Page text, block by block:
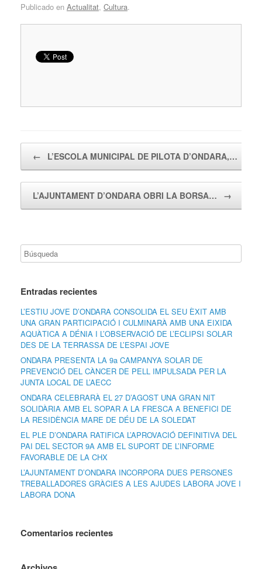
Publicado en Actualitat, Cultura.
← L’ESCOLA MUNICIPAL DE PILOTA D’ONDARA,…
L’AJUNTAMENT D’ONDARA OBRI LA BORSA… →
Entradas recientes
L’ESTIU JOVE D’ONDARA CONSOLIDA EL SEU ÈXIT AMB
UNA GRAN PARTICIPACIÓ I CULMINARÀ AMB UNA EIXIDA
AQUÀTICA A DÉNIA I L’OBSERVACIÓ DE L’ECLIPSI SOLAR
DES DE LA TERRASSA DE L’ESPAI JOVE
ONDARA PRESENTA LA 9a CAMPANYA SOLAR DE
PREVENCIÓ DEL CÀNCER DE PELL IMPULSADA PER LA
JUNTA LOCAL DE L’AECC
ONDARA CELEBRARÀ EL 27 D’AGOST UNA GRAN NIT
SOLIDÀRIA AMB EL SOPAR A LA FRESCA A BENEFICI DE
LA RESIDÈNCIA MARE DE DÉU DE LA SOLEDAT
EL PLE D’ONDARA RATIFICA L’APROVACIÓ DEFINITIVA DEL
PAI DEL SECTOR 9A AMB EL SUPORT DE L’INFORME
FAVORABLE DE LA CHX
L’AJUNTAMENT D’ONDARA INCORPORA DUES PERSONES
TREBALLADORES GRÀCIES A LES AJUDES LABORA JOVE I
LABORA DONA
Comentarios recientes